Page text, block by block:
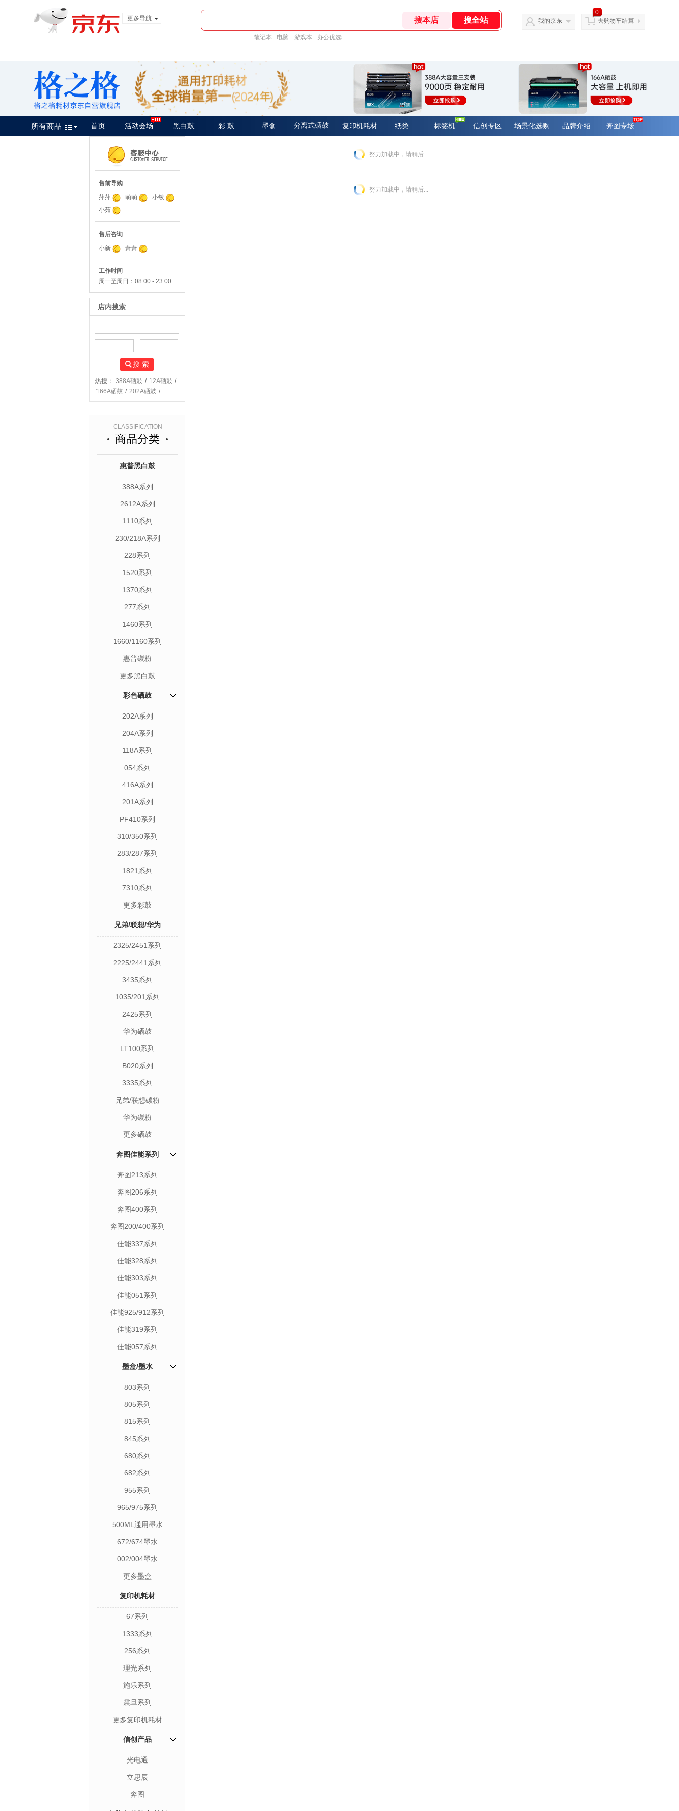
更多导航
笔记本 电脑 游戏本 办公优选
我的京东
0
去购物车结算
所有商品 活动会场 分离式硒鼓
彩 鼓 标签机
首页 墨盒 信创专区
复印机耗材
黑白鼓 场景化选购
纸类 品牌介绍 奔图专场
售前导购
萍萍
萌萌
小敏
小茹
售后咨询
小新
萧萧
工作时间
周一至周日：08:00 - 23:00
店内搜索
-
搜 索
热搜： 388A硒鼓 / 12A硒鼓 /
166A硒鼓 / 202A硒鼓 /
204A硒鼓 /
CLASSIFICATION
商品分类
惠普黑白鼓
388A系列
2612A系列
1110系列
230/218A系列
228系列
1520系列
1370系列
277系列
1460系列
1660/1160系列
惠普碳粉
更多黑白鼓
彩色硒鼓
202A系列
204A系列
118A系列
054系列
416A系列
201A系列
PF410系列
310/350系列
283/287系列
1821系列
7310系列
更多彩鼓
兄弟/联想/华为
2325/2451系列
2225/2441系列
3435系列
1035/201系列
2425系列
华为硒鼓
LT100系列
B020系列
3335系列
兄弟/联想碳粉
华为碳粉
更多硒鼓
奔图佳能系列
奔图213系列
奔图206系列
奔图400系列
奔图200/400系列
佳能337系列
佳能328系列
佳能303系列
佳能051系列
佳能925/912系列
佳能319系列
佳能057系列
墨盒/墨水
803系列
805系列
815系列
845系列
680系列
682系列
955系列
965/975系列
500ML通用墨水
672/674墨水
002/004墨水
更多墨盒
复印机耗材
67系列
1333系列
256系列
理光系列
施乐系列
震旦系列
更多复印机耗材
信创产品
光电通
立思辰
奔图
努力加载中，请稍后...
努力加载中，请稍后...